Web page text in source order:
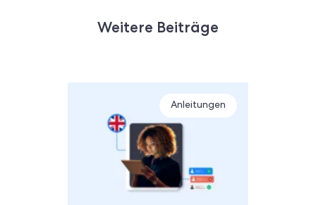
Weitere Beiträge
Anleitungen